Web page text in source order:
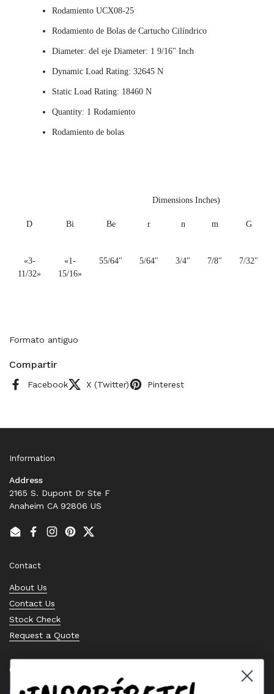
Rodamiento UCX08-25
Rodamiento de Bolas de Cartucho Cilíndrico
Diameter: del eje Diameter: 1 9/16" Inch
Dynamic Load Rating: 32645 N
Static Load Rating: 18460 N
Quantity: 1 Rodamiento
Rodamiento de bolas
Dimensions Inches)
D Bi Be r n m G
«3-
11/32»
«1-
15/16»
55/64" 5/64" 3/4" 7/8" 7/32"
Formato antiguo
Compartir
Facebook X (Twitter) Pinterest
Information
Address
2165 S. Dupont Dr Ste F
Anaheim CA 92806 US
EmailFacebook
Instagram
PinterestTwitter
Contact
About Us
Contact Us
Stock Check
Request a Quote
Quick links
Bearing Knowledge Center